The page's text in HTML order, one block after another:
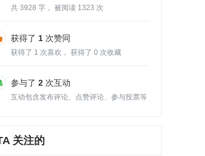
共 3928 字， 被阅读 1323 次
获得了 1 次赞同
获得了 1 次喜欢， 获得了 0 次收藏
参与了 2 次互动
互动包含发布评论、点赞评论、参与投票等
关注的